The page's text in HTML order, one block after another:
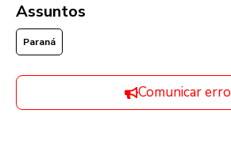
Assuntos
Paraná
Comunicar erro